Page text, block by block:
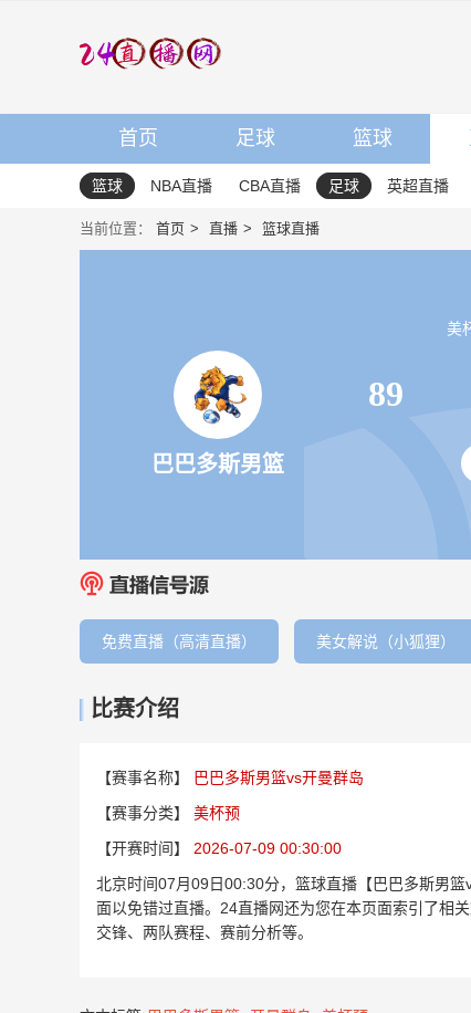
首页 足球 篮球
篮球 NBA直播 CBA直播 足球 英超直播
当前位置： 首页 直播 篮球直播
美
巴巴多斯男篮
89
免费直播（高清直播） 美女解说（小狐狸）
比赛介绍
【赛事名称】
巴巴多斯男篮vs开曼群岛
【赛事分类】
美杯预
【开赛时间】
2026-07-09 00:30:00
北京时间07月09日00:30分，篮球直播【巴巴多斯男
面以免错过直播。24直播网还为您在本页面索引了相
交锋、两队赛程、赛前分析等。